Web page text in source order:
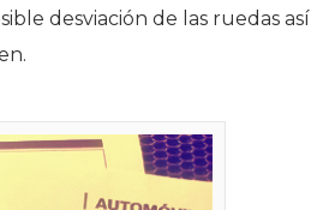
desviación de las ruedas así